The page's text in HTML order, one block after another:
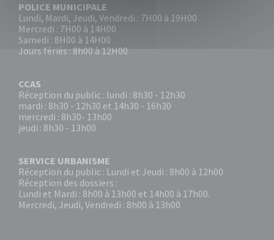
POLICE MUNICIPALE
Lundi, Mardi, Jeudi, Vendredi : 7H00 à 19H00
Mercredi : 7H00 à 14H00
Samedi : 8H00 à 14H00
Jours fériés : 8h00 à 12H00
CCAS
Réception du public : lundi : 8h30 - 12h30
mardi : 8h30 - 12h30 et 14h30 - 16h30
mercredi : 8h30- 13h00
jeudi : 8h30 - 13h00
SERVICE URBANISME
Réception du public : Lundi et Jeudi : 8h00 à 12h00
Réception des dossiers :
Lundi et Mardi : 8h00 à 13h00 et 14h00 à 17h00.
Mercredi, Jeudi, Vendredi : 8h00 à 13h00